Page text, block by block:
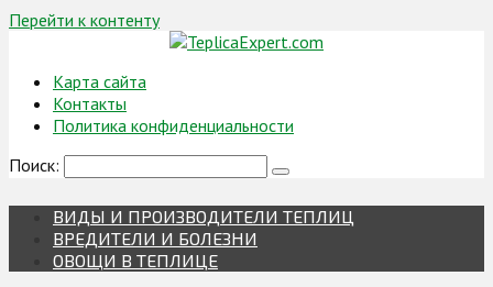
Перейти к контенту
Карта сайта
Контакты
Политика конфиденциальности
Поиск:
ВИДЫ И ПРОИЗВОДИТЕЛИ ТЕПЛИЦ
ВРЕДИТЕЛИ И БОЛЕЗНИ
ОВОЩИ В ТЕПЛИЦЕ